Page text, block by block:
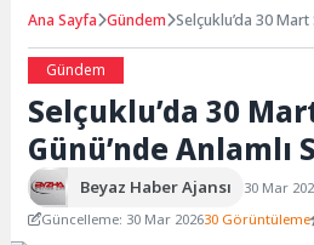
Ana Sayfa Gündem Selçuklu’da 30 Mart
Gündem
Selçuklu’da 30
Günü’nde Anlamlı
Beyaz Haber Ajansı
30 Mar
Güncelleme: 30 Mar 202630 Görüntüleme